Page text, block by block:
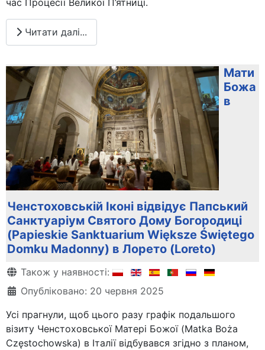
Читати далі...
Мати
Божа
в
Ченстоховській Іконі відвідує Папський
Санктуаріум Святого Дому Богородиці
(Papieskie Sanktuarium Większe Świętego
Domku Madonny) в Лорето (Loreto)
Деталі
Також у наявності:
Опубліковано: 20 червня 2025
Усі прагнули, щоб цього разу графік подальшого
візиту Ченстоховської Матері Божої (Matka Boża
Częstochowska) в Італії відбувався згідно з планом,